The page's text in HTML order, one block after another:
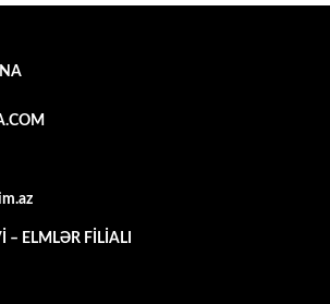
– ELMLƏR FİLİALI